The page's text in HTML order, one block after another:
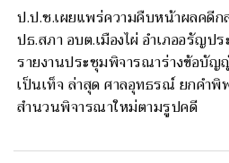
ป.ป.ช.เผยแพร่ความคืบหน้าผลคดี
ปธ.สภา อบต.เมืองไผ่ อำเภออรัญป
รายงานประชุมพิจารณาร่างข้อบัญ
เป็นเท็จ ล่าสุด ศาลอุทธรณ์ ยกคำ
สำนวนพิจารณาใหม่ตามรูปคดี